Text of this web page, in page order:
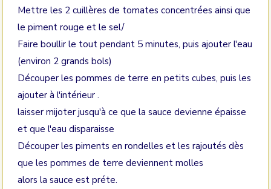
Mettre les 2 cuillères de tomates concentrées ainsi que
le piment rouge et le sel/
Faire boullir le tout pendant 5 minutes, puis ajouter l'eau
(environ 2 grands bols)
Découper les pommes de terre en petits cubes, puis les
ajouter à l'intérieur .
laisser mijoter jusqu'à ce que la sauce devienne épaisse
et que l'eau disparaisse
Découper les piments en rondelles et les rajoutés dès
que les pommes de terre deviennent molles
alors la sauce est préte.